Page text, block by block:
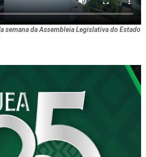
semana da Assembleia Legislativa do Estado